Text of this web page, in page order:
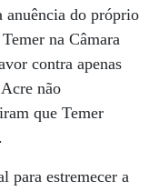
anuência do próprio
na Câmara
contra apenas
não
que Temer
para estremecer a